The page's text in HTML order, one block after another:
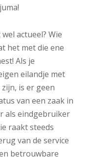
actueel? Wie
het met die ene
Als je
eilandje met
is er geen
van een zaak in
als eindgebruiker
raakt steeds
van de service
betrouwbare